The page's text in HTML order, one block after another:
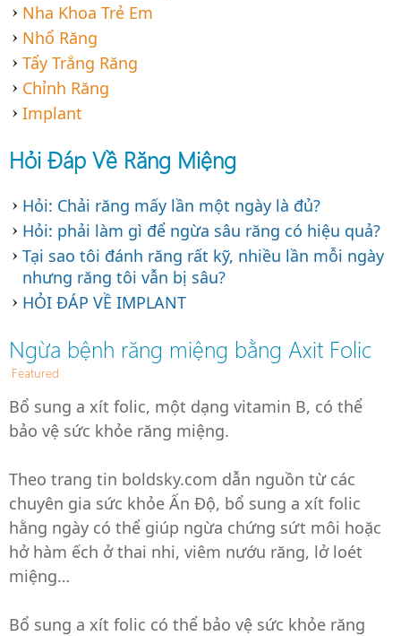
Địa chỉ chăm sóc răng tin cậy của mỗi gia
Nha Khoa Trẻ Em
Nhổ Răng
Tẩy Trắng Răng
Chỉnh Răng
Implant
Hỏi Đáp Về Răng Miệng
Hỏi: Chải răng mấy lần một ngày là đủ?
Hỏi: phải làm gì để ngừa sâu răng có hiệu quả?
Tại sao tôi đánh răng rất kỹ, nhiều lần mỗi ngày
nhưng răng tôi vẫn bị sâu?
HỎI ĐÁP VỀ IMPLANT
Ngừa bệnh răng miệng bằng Axit Folic
Featured
Bổ sung a xít folic, một dạng vitamin B, có thể
bảo vệ sức khỏe răng miệng.
Theo trang tin boldsky.com dẫn nguồn từ các
chuyên gia sức khỏe Ấn Độ, bổ sung a xít folic
hằng ngày có thể giúp ngừa chứng sứt môi hoặc
hở hàm ếch ở thai nhi, viêm nướu răng, lở loét
miệng…
Bổ sung a xít folic có thể bảo vệ sức khỏe răng